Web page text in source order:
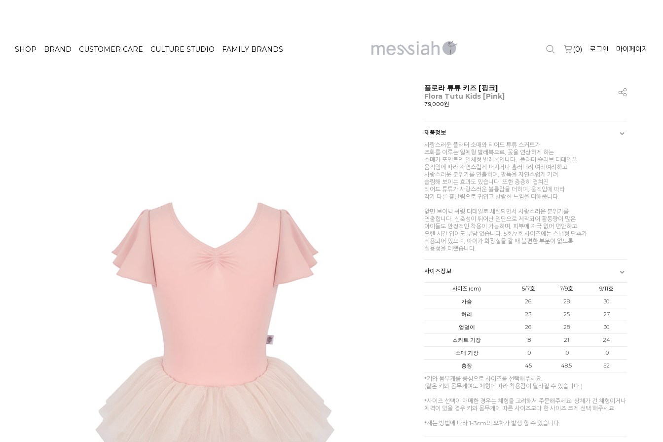
SHOP BRAND CUSTOMER CARE CULTURE STUDIO FAMILY BRANDS (0) 로그인 마이페이지
플로라 튜튜 키즈 [핑크]
Flora Tutu Kids [Pink]
79,000원
제품정보
사랑스러운 플러터 소매와 티어드 튜튜 스커트가
조화를 이루는 일체형 발레복으로, 꽃을 연상하게 하는
소매가 포인트인 일체형 발레복입니다. 플러터 슬리브 디테일은
움직임에 따라 자연스럽게 퍼지거나 흘러내려 여리여리하고
사랑스러운 분위기를 연출하며, 팔뚝을 자연스럽게 가려
슬림해 보이는 효과도 있습니다. 또한 층층히 겹쳐진
티어드 튜튜가 사랑스러운 볼륨감을 더하며, 움직임에 따라
각기 다른 흩날림으로 귀엽고 발랄한 느낌을 더해줍니다.
앞면 브이넥 셔링 디테일로 세련되면서 사랑스러운 분위기를
연출합니다. 신축성이 뛰어난 원단으로 제작되어 활동량이 많은
아이들도 안정적인 착용이 가능하며, 피부에 자극 없어 편안하고
오랜 시간 입어도 부담 없습니다. 5호/7호 사이즈에는 스냅형 단추가
적용되어 있으며, 아이가 화장실을 갈 때 불편한 부분이 없도록
실용성을 더했습니다.
사이즈정보
사이즈 (cm) 5/7호 7/9호
9/11호
가슴
26 28
30
허리
23 25
27
엉덩이
26 28
30
스커트 기장
18 21
24
소매 기장
10 10
10
총장
45 48.5 52
*키와 몸무게를 중심으로 사이즈를 선택해주세요.
(같은 키와 몸무게여도 체형에 따라 착용감이 달라질 수 있습니다.)
*사이즈 선택이 애매한 경우는 체형을 고려해서 주문해주세요. 상체가 긴 체형이거나
체격이 있을 경우 키와 몸무게에 따른 사이즈보다 한 사이즈 크게 선택 해주세요.
*재는 방법에 따라 1-3cm의 오차가 발생 할 수 있습니다.